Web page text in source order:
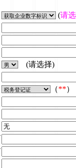
(请
(请选择)
（**